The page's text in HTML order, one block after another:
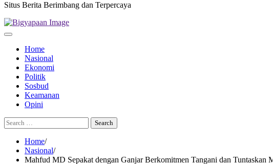
Situs Berita Berimbang dan Terpercaya
Home
Nasional
Ekonomi
Politik
Sosbud
Keamanan
Opini
Search
for:
Home
Nasional
Mahfud MD Sepakat dengan Ganjar Berkomitmen Tangani dan Tuntaskan